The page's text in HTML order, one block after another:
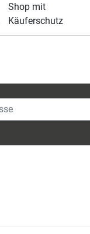
Shop mit
Käuferschutz